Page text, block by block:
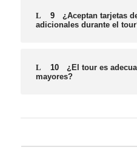
9
¿Aceptan tarjetas
adicionales durante el
10
¿El tour es
mayores?